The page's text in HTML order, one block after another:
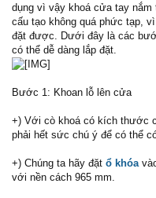
dụng vì vậy khoá cửa tay
cấu tạo không quá phức tạp,
đặt được. Dưới đây là các
có thể dễ dàng lắp đặt.
Bước 1: Khoan lỗ lên cửa
+) Với cò khoá có kích thước
phải hết sức chú ý để có thể
+) Chúng ta hãy đặt ổ khóa
với nền cách 965 mm.